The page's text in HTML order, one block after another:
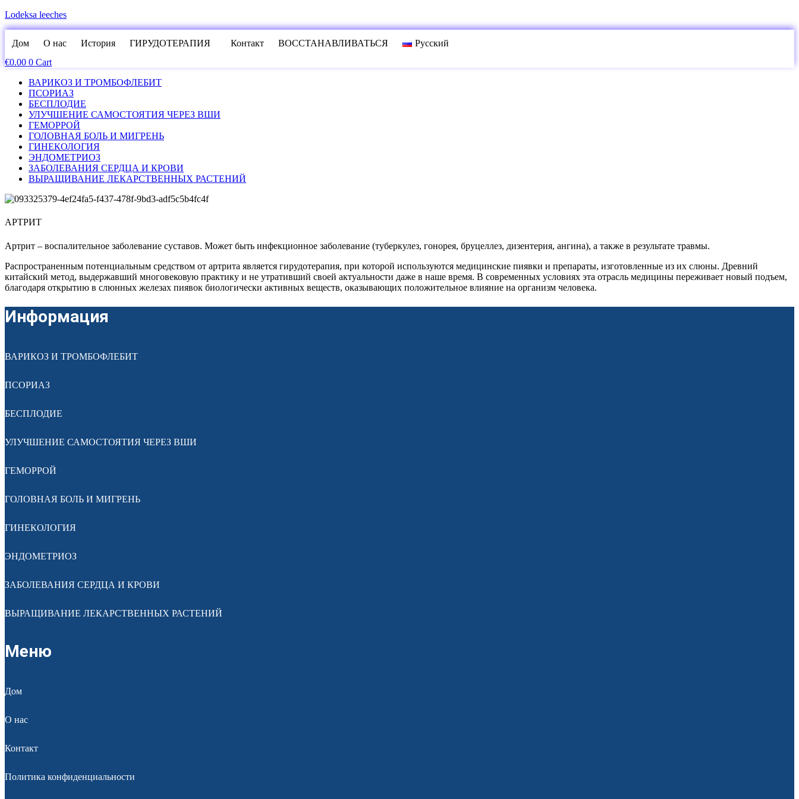
Lodeksa leeches
Дом О нас История ГИРУДОТЕРАПИЯ Контакт ВОССТАНАВЛИВАТЬСЯ
Русский
€0.00 0 Cart
ВАРИКОЗ И ТРОМБОФЛЕБИТ
ПСОРИАЗ
БЕСПЛОДИЕ
УЛУЧШЕНИЕ САМОСТОЯТИЯ ЧЕРЕЗ ВШИ
ГЕМОРРОЙ
ГОЛОВНАЯ БОЛЬ И МИГРЕНЬ
ГИНЕКОЛОГИЯ
ЭНДОМЕТРИОЗ
ЗАБОЛЕВАНИЯ СЕРДЦА И КРОВИ
ВЫРАЩИВАНИЕ ЛЕКАРСТВЕННЫХ РАСТЕНИЙ
АРТРИТ
Артрит – воспалительное заболевание суставов. Может быть инфекционное заболевание (туберкулез, гонорея, бруцеллез, дизентерия, ангина), а также в результате травмы.
Распространенным потенциальным средством от артрита является гирудотерапия, при которой используются медицинские пиявки и препараты, изготовленные из их слюны. Древний
китайский метод, выдержавший многовековую практику и не утративший своей актуальности даже в наше время. В современных условиях эта отрасль медицины переживает новый подъем,
благодаря открытию в слюнных железах пиявок биологически активных веществ, оказывающих положительное влияние на организм человека.
Информация
ВАРИКОЗ И ТРОМБОФЛЕБИТ
ПСОРИАЗ
БЕСПЛОДИЕ
УЛУЧШЕНИЕ САМОСТОЯТИЯ ЧЕРЕЗ ВШИ
ГЕМОРРОЙ
ГОЛОВНАЯ БОЛЬ И МИГРЕНЬ
ГИНЕКОЛОГИЯ
ЭНДОМЕТРИОЗ
ЗАБОЛЕВАНИЯ СЕРДЦА И КРОВИ
ВЫРАЩИВАНИЕ ЛЕКАРСТВЕННЫХ РАСТЕНИЙ
Меню
Дом
О нас
Контакт
Политика конфиденциальности